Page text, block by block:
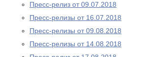
Пресс-релиз от 09.07.2018
Пресс-релизы от 16.07.2018
Пресс-релизы от 09.08.2018
Пресс-релизы от 14.08.2018